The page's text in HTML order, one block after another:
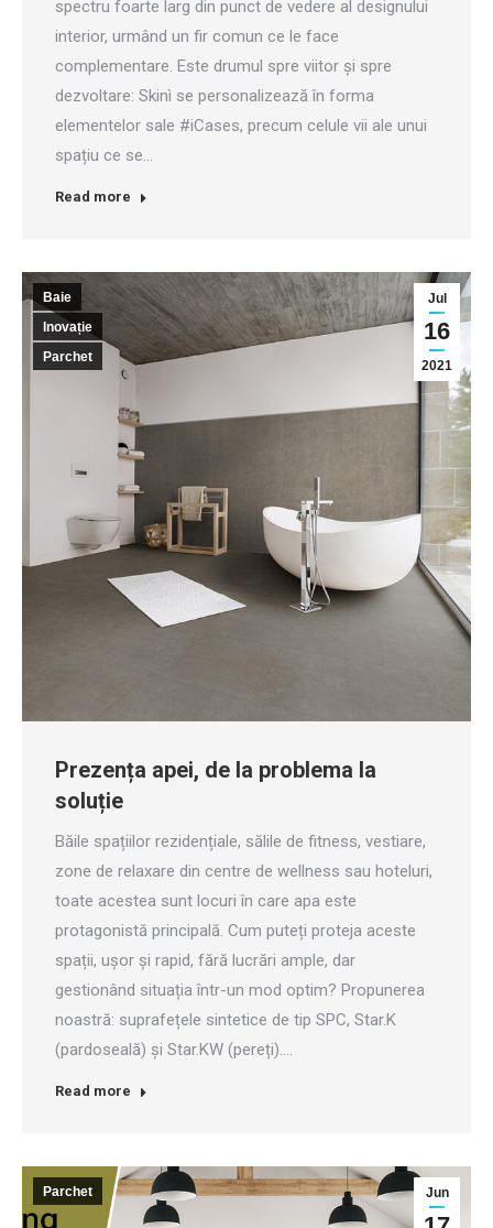
spectru foarte larg din punct de vedere al designului
interior, urmând un fir comun ce le face
complementare. Este drumul spre viitor și spre
dezvoltare: Skinì se personalizează în forma
elementelor sale #iCases, precum celule vii ale unui
spațiu ce se…
Read more
Jul
16
2021
Baie
Inovație
Parchet
Prezența apei, de la problema la
soluție
Băile spațiilor rezidențiale, sălile de fitness, vestiare,
zone de relaxare din centre de wellness sau hoteluri,
toate acestea sunt locuri în care apa este
protagonistă principală. Cum puteți proteja aceste
spații, ușor și rapid, fără lucrări ample, dar
gestionând situația într-un mod optim? Propunerea
noastră: suprafețele sintetice de tip SPC, Star.K
(pardoseală) și Star.KW (pereți).…
Read more
Jun
Parchet